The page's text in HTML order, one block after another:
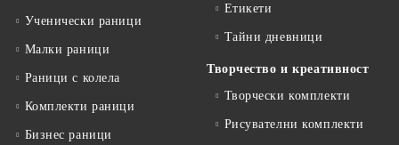
Ученически раници
Малки раници
Раници с колела
Комплекти раници
Бизнес раници
Етикети
Тайни дневници
Творчество и креативност
Творчески комплекти
Рисувателни комплекти